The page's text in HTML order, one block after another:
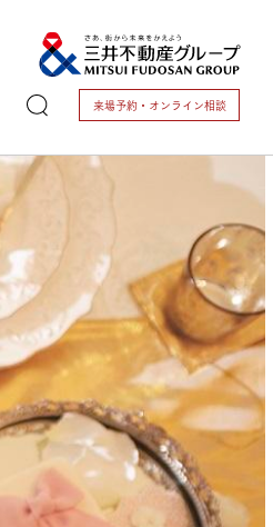
来場予約・ オンライン相談